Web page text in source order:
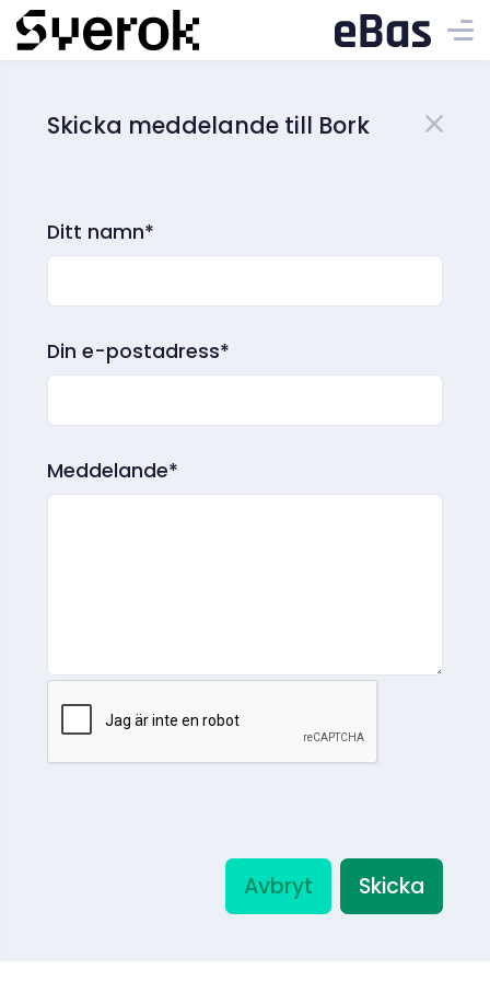
Skicka meddelande till Bork
Ditt namn*
Din e-postadress*
Meddelande*
Avbryt